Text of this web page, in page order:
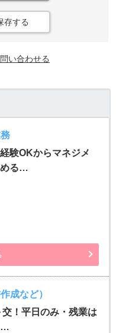
存する
い合わせる
経験OKからマネジメ
める…
成など）
！平日のみ・残業は
…